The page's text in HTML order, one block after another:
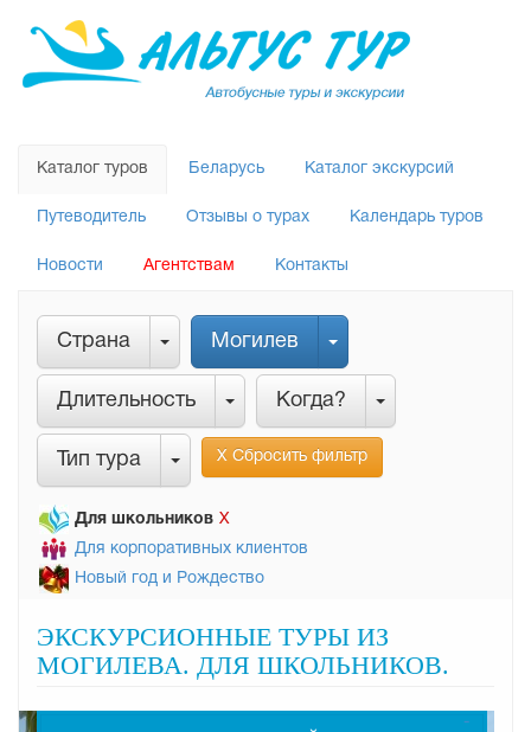
Каталог туров Беларусь Каталог экскурсий
Путеводитель Отзывы о турах Календарь туров
Новости Агентствам Контакты
Страна Могилев
Длительность Когда?
Тип тура Х Сбросить фильтр
Для школьников Х
Для корпоративных клиентов
Новый год и Рождество
ЭКСКУРСИОННЫЕ ТУРЫ ИЗ
МОГИЛЕВА. ДЛЯ ШКОЛЬНИКОВ.
-